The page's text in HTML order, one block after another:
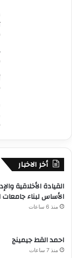
أخر الاخبار
القيادة الأخلاقية
الأساس لبناء
منذ 6 ساعات
احمد القط جيمينج
منذ 7 ساعات